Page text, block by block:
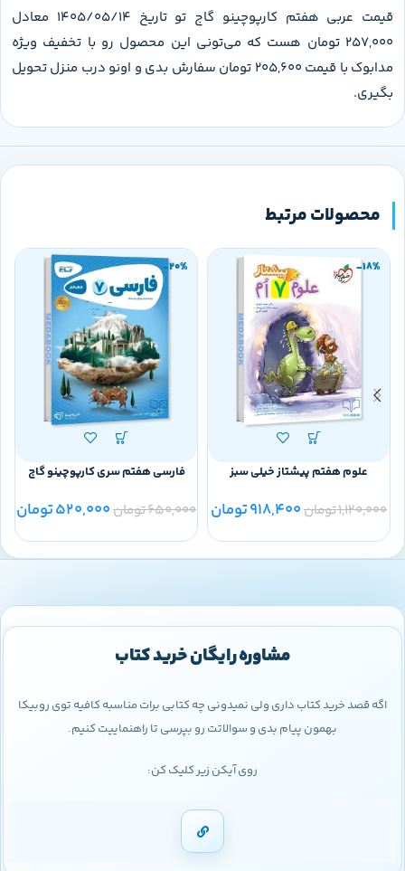
قیمت عربی هفتم کارپوچینو گاج تو تاریخ 1405/05/14 معادل
257,000 تومان هست که می‌تونی این محصول رو با تخفیف ویژه
مدابوک با قیمت 205,600 تومان سفارش بدی و اونو درب منزل تحویل
بگیری.
محصولات مرتبط
-18%
علوم هفتم پیشتاز خیلی سبز
1,120,000تومان918,400تومان
-20%
فارسی هفتم سری کارپوچینو گاج
650,000تومان520,000تومان
مشاوره رایگان خرید کتاب
اگه قصد خرید کتاب داری ولی نمیدونی چه کتابی برات مناسبه کافیه توی روبیکا
بهمون پیام بدی و سوالاتت رو بپرسی تا راهنماییت کنیم.
روی آیکن زیر کلیک کن: